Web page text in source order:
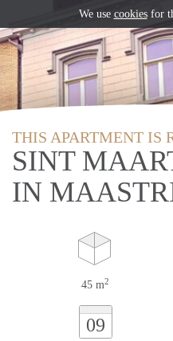
THIS APARTMENT IS
SINT
IN
45 m2
09
We use cookiesfor